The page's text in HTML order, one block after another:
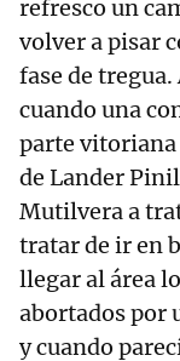
refresco un
volver a pisar
fase de
cuando una
parte
de Lander
Mutilvera a
tratar de ir en
llegar al área
abortados por
y cuando